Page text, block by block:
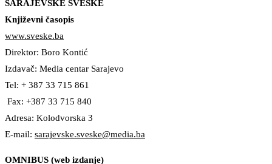
SARAJEVSKE SVESKE
Književni časopis
www.sveske.ba
Direktor: Boro Kontić
Izdavač: Media centar Sarajevo
Tel: + 387 33 715 861
Fax: +387 33 715 840
Adresa: Kolodvorska 3
E-mail: sarajevske.sveske@media.ba
OMNIBUS (web izdanje)